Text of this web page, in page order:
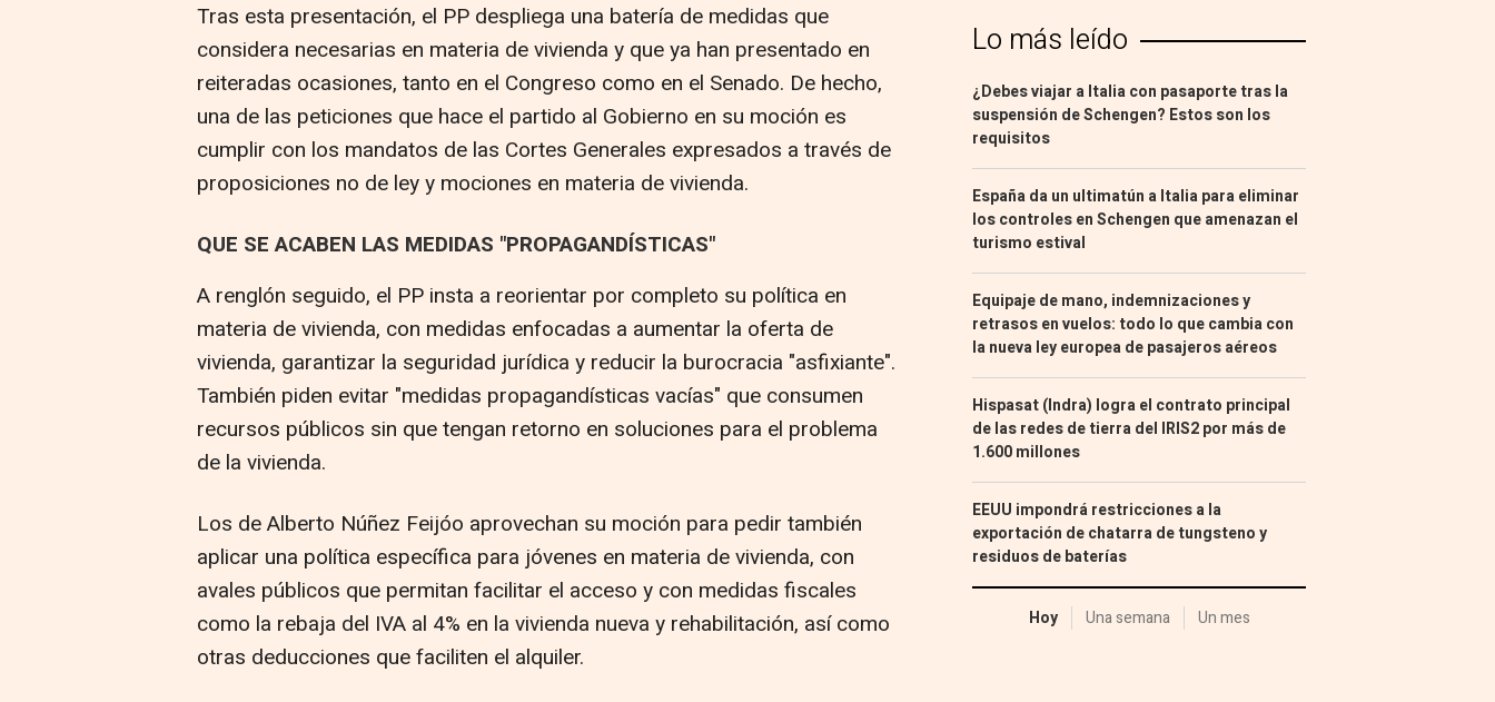
Tras esta presentación, el PP despliega una batería de medidas que
considera necesarias en materia de vivienda y que ya han presentado en
reiteradas ocasiones, tanto en el Congreso como en el Senado. De hecho,
una de las peticiones que hace el partido al Gobierno en su moción es
cumplir con los mandatos de las Cortes Generales expresados a través de
proposiciones no de ley y mociones en materia de vivienda.
QUE SE ACABEN LAS MEDIDAS "PROPAGANDÍSTICAS"
A renglón seguido, el PP insta a reorientar por completo su política en
materia de vivienda, con medidas enfocadas a aumentar la oferta de
vivienda, garantizar la seguridad jurídica y reducir la burocracia "asfixiante".
También piden evitar "medidas propagandísticas vacías" que consumen
recursos públicos sin que tengan retorno en soluciones para el problema
de la vivienda.
Los de Alberto Núñez Feijóo aprovechan su moción para pedir también
aplicar una política específica para jóvenes en materia de vivienda, con
avales públicos que permitan facilitar el acceso y con medidas fiscales
como la rebaja del IVA al 4% en la vivienda nueva y rehabilitación, así como
otras deducciones que faciliten el alquiler.
Lo más leído
¿Debes viajar a Italia con pasaporte tras la
suspensión de Schengen? Estos son los
requisitos
España da un ultimatún a Italia para eliminar
los controles en Schengen que amenazan el
turismo estival
Equipaje de mano, indemnizaciones y
retrasos en vuelos: todo lo que cambia con
la nueva ley europea de pasajeros aéreos
Hispasat (Indra) logra el contrato principal
de las redes de tierra del IRIS2 por más de
1.600 millones
EEUU impondrá restricciones a la
exportación de chatarra de tungsteno y
residuos de baterías
Hoy Una semana Un mes